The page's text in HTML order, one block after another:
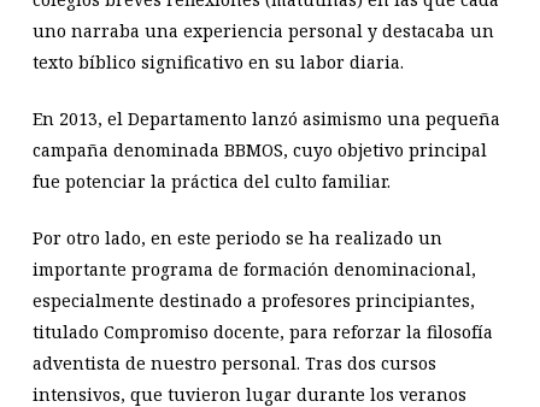
uno narraba una experiencia personal y destacaba un
texto bíblico significativo en su labor diaria.
En 2013, el Departamento lanzó asimismo una pequeña
campaña denominada BBMOS, cuyo objetivo principal
fue potenciar la práctica del culto familiar.
Por otro lado, en este periodo se ha realizado un
importante programa de formación denominacional,
especialmente destinado a profesores principiantes,
titulado Compromiso docente, para reforzar la filosofía
adventista de nuestro personal. Tras dos cursos
intensivos, que tuvieron lugar durante los veranos